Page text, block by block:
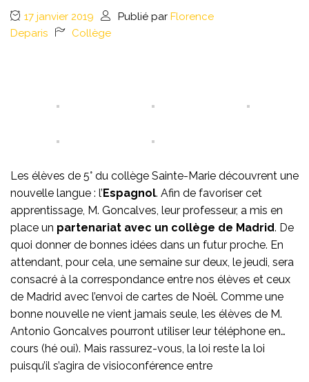
17 janvier 2019 Publié par Florence
Deparis
Collège
Les élèves de 5° du collège Sainte-Marie découvrent une
nouvelle langue : l’Espagnol. Afin de favoriser cet
apprentissage, M. Goncalves, leur professeur, a mis en
place un partenariat avec un collège de Madrid. De
quoi donner de bonnes idées dans un futur proche. En
attendant, pour cela, une semaine sur deux, le jeudi, sera
consacré à la correspondance entre nos élèves et ceux
de Madrid avec l’envoi de cartes de Noël. Comme une
bonne nouvelle ne vient jamais seule, les élèves de M.
Antonio Goncalves pourront utiliser leur téléphone en…
cours (hé oui). Mais rassurez-vous, la loi reste la loi
puisqu’il s’agira de visioconférence entre